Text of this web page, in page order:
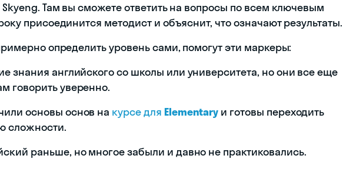
Там вы сможете ответить на вопросы по всем ключевым
присоединится методист и объяснит, что означают результаты.
определить уровень сами, помогут эти маркеры:
знания английского со школы или университета, но они все еще
говорить уверенно.
основы основ на курсе для Elementary и готовы переходить
сложности.
раньше, но многое забыли и давно не практиковались.